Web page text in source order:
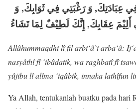
عِبَادَتِكَ, وَ رَغْبَتِي فِي ثَوَابِكَ, وَ
عِقَابِكَ, إِنَّكَ لَطِيْفٌ لِمَا تَشَاءُ
Allâhummaqdhi lî fil arbi‘â`i arba‘â:
nasyâthî fî ‘ibâdatik, wa raghbatî fî
yûjibu lî alîma ‘iqâbik, innaka lathîfun
Ya Allah, tentukanlah buatku pada hari